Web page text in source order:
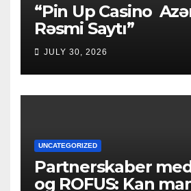
“Pin Up Casino
Rəsmi Saytı”
JULY 30, 2026
UNCATEGORIZED
Partnerskaber
og ROFUS: Kan